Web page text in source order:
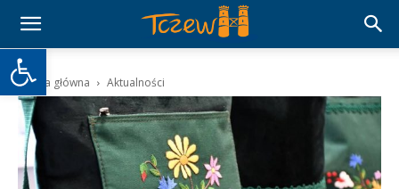
Otwórz pasek narzędzi
Strona główna Aktualności